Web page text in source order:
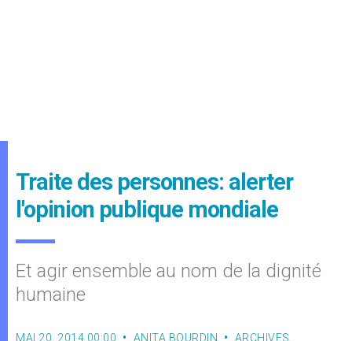
Traite des personnes: alerter
l'opinion publique mondiale
Et agir ensemble au nom de la dignité
humaine
MAI 20, 2014 00:00 ANITA BOURDIN ARCHIVES